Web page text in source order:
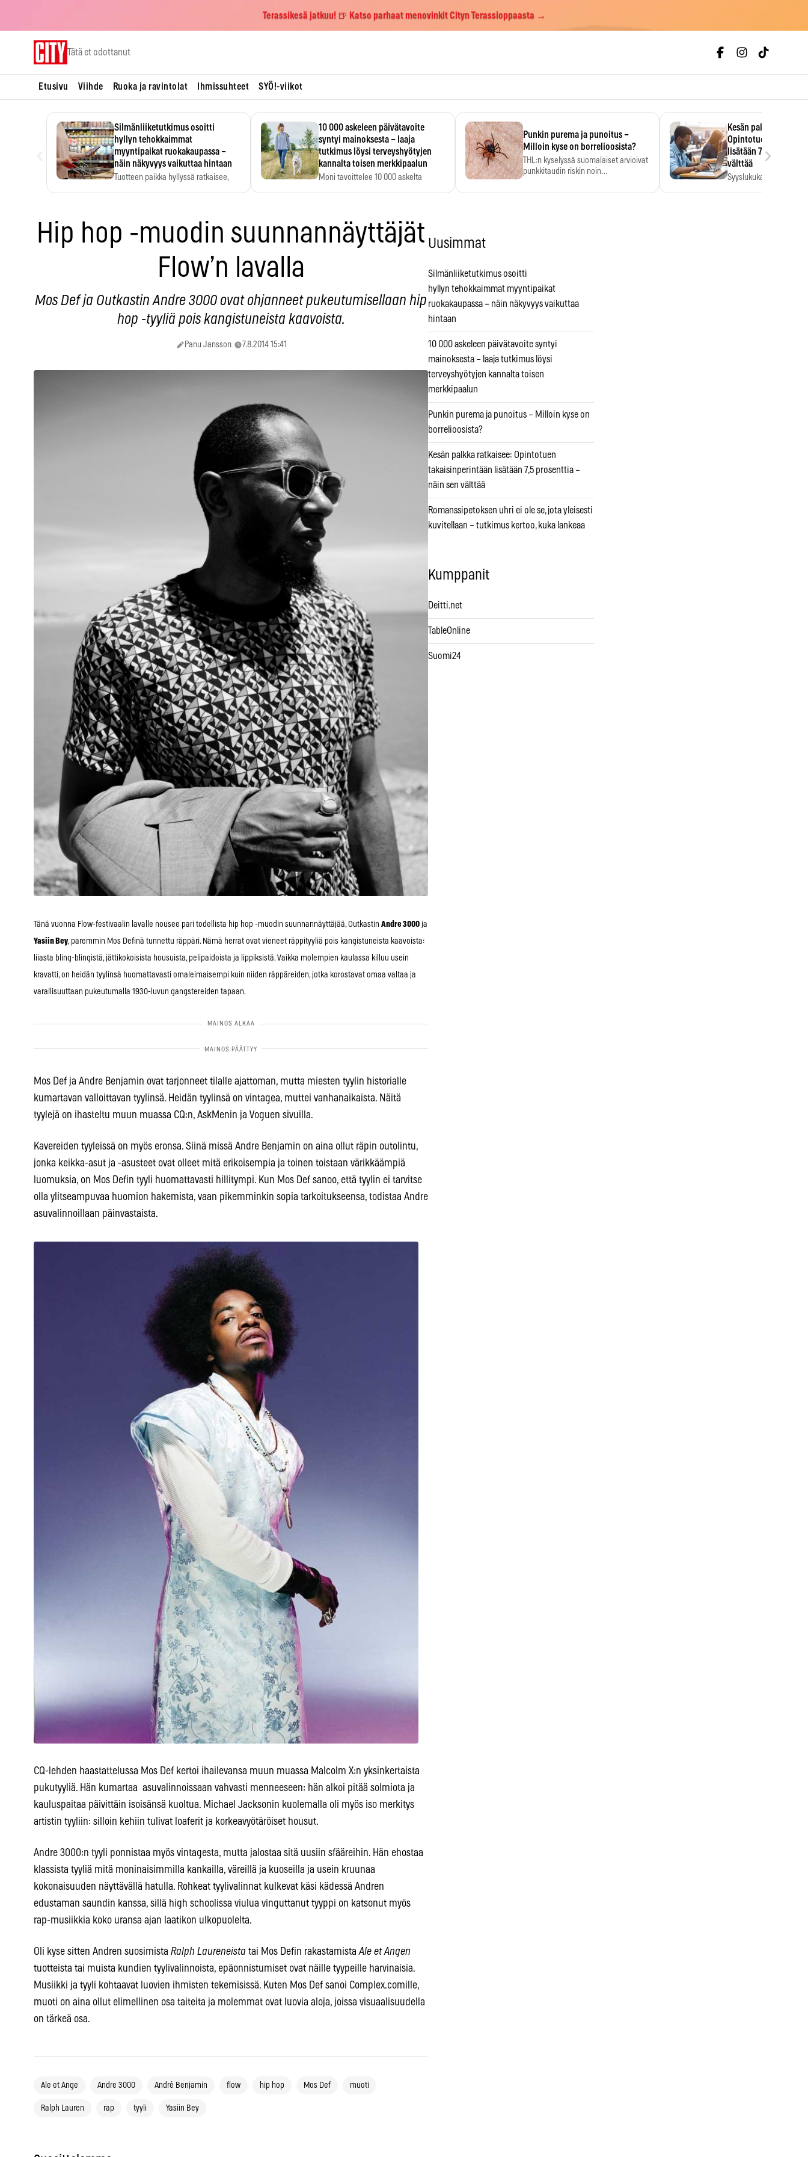
Terassikesä jatkuu! 🍺 Katso parhaat menovinkit Cityn Terassioppaasta →
Tätä et odottanut
Etusivu Viihde Ruoka ja ravintolat Ihmissuhteet SYÖ!-viikot
Silmänliiketutkimus osoitti
hyllyn tehokkaimmat
myyntipaikat ruokakaupassa –
näin näkyvyys vaikuttaa hintaan
Tuotteen paikka hyllyssä ratkaisee,
10 000 askeleen päivätavoite
syntyi mainoksesta – laaja
tutkimus löysi terveyshyötyjen
kannalta toisen merkkipaalun
Moni tavoittelee 10 000 askelta
Punkin purema ja punoitus –
Milloin kyse on borrelioosista?
THL:n kyselyssä suomalaiset arvioivat
punkkitaudin riskin noin
Kesän palkka
Opintotuen
lisätään 7,5
välttää
Syyslukukauden
›
Hip hop -muodin suunnannäyttäjät
Flow’n lavalla
Mos Def ja Outkastin Andre 3000 ovat ohjanneet pukeutumisellaan hip
hop -tyyliä pois kangistuneista kaavoista.
Panu Jansson 7.8.2014 15:41
Tänä vuonna Flow-festivaalin lavalle nousee pari todellista hip hop -muodin suunnannäyttäjää, Outkastin Andre 3000 ja
Yasiin Bey, paremmin Mos Definä tunnettu räppäri. Nämä herrat ovat vieneet räppityyliä pois kangistuneista kaavoista:
liiasta bling-blingistä, jättikokoisista housuista, pelipaidoista ja lippiksistä. Vaikka molempien kaulassa killuu usein
kravatti, on heidän tyylinsä huomattavasti omaleimaisempi kuin niiden räppäreiden, jotka korostavat omaa valtaa ja
varallisuuttaan pukeutumalla 1930-luvun gangstereiden tapaan.
Mos Def ja Andre Benjamin ovat tarjonneet tilalle ajattoman, mutta miesten tyylin historialle
kumartavan valloittavan tyylinsä. Heidän tyylinsä on vintagea, muttei vanhanaikaista. Näitä
tyylejä on ihasteltu muun muassa CQ:n, AskMenin ja Voguen sivuilla.
Kavereiden tyyleissä on myös eronsa. Siinä missä Andre Benjamin on aina ollut räpin outolintu,
jonka keikka-asut ja -asusteet ovat olleet mitä erikoisempia ja toinen toistaan värikkäämpiä
luomuksia, on Mos Defin tyyli huomattavasti hillitympi. Kun Mos Def sanoo, että tyylin ei tarvitse
olla ylitseampuvaa huomion hakemista, vaan pikemminkin sopia tarkoitukseensa, todistaa Andre
asuvalinnoillaan päinvastaista.
CQ-lehden haastattelussa Mos Def kertoi ihailevansa muun muassa Malcolm X:n yksinkertaista
pukutyyliä. Hän kumartaa asuvalinnoissaan vahvasti menneeseen: hän alkoi pitää solmiota ja
kauluspaitaa päivittäin isoisänsä kuoltua. Michael Jacksonin kuolemalla oli myös iso merkitys
artistin tyyliin: silloin kehiin tulivat loaferit ja korkeavyötäröiset housut.
Andre 3000:n tyyli ponnistaa myös vintagesta, mutta jalostaa sitä uusiin sfääreihin. Hän ehostaa
klassista tyyliä mitä moninaisimmilla kankailla, väreillä ja kuoseilla ja usein kruunaa
kokonaisuuden näyttävällä hatulla. Rohkeat tyylivalinnat kulkevat käsi kädessä Andren
edustaman saundin kanssa, sillä high schoolissa viulua vinguttanut tyyppi on katsonut myös
rap-musiikkia koko uransa ajan laatikon ulkopuolelta.
Oli kyse sitten Andren suosimista Ralph Laureneista tai Mos Defin rakastamistaAle et Angen
tuotteista tai muista kundien tyylivalinnoista, epäonnistumiset ovat näille tyypeille harvinaisia.
Musiikki ja tyyli kohtaavat luovien ihmisten tekemisissä. Kuten Mos Def sanoi Complex.comille,
muoti on aina ollut elimellinen osa taiteita ja molemmat ovat luovia aloja, joissa visuaalisuudella
on tärkeä osa.
Ale et Ange Andre 3000 André Benjamin flow hip hop Mos Def muoti
Ralph Lauren rap tyyli Yasiin Bey
Uusimmat
Silmänliiketutkimus osoitti
hyllyn tehokkaimmat myyntipaikat
ruokakaupassa – näin näkyvyys vaikuttaa
hintaan
10 000 askeleen päivätavoite syntyi
mainoksesta – laaja tutkimus löysi
terveyshyötyjen kannalta toisen
merkkipaalun
Punkin purema ja punoitus – Milloin kyse on
borrelioosista?
Kesän palkka ratkaisee: Opintotuen
takaisinperintään lisätään 7,5 prosenttia –
näin sen välttää
Romanssipetoksen uhri ei ole se, jota yleisesti
kuvitellaan – tutkimus kertoo, kuka lankeaa
Kumppanit
Deitti.net
TableOnline
Suomi24